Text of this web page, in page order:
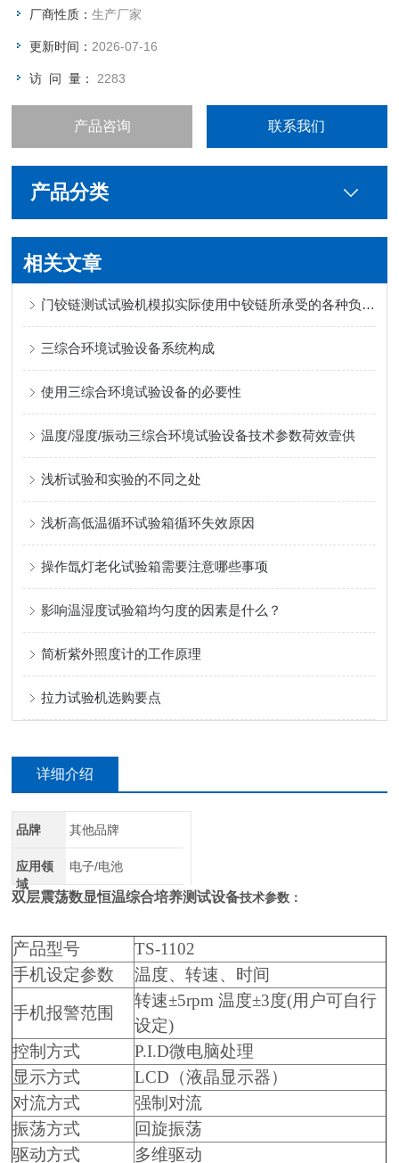
厂商性质：生产厂家
更新时间： 2026-07-16
访 问 量： 2283
产品咨询 联系我们
产品分类
相关文章
门铰链测试试验机模拟实际使用中铰链所承受的各种负载和应力
三综合环境试验设备系统构成
使用三综合环境试验设备的必要性
温度/湿度/振动三综合环境试验设备技术参数荷效壹供
浅析试验和实验的不同之处
浅析高低温循环试验箱循环失效原因
操作氙灯老化试验箱需要注意哪些事项
影响温湿度试验箱均匀度的因素是什么？
简析紫外照度计的工作原理
拉力试验机选购要点
详细介绍
品牌 其他品牌
应用领
域
电子/电池
双层震荡数显恒温综合培养测试设备技术参数：
产品型号
TS-1102
手机设定参数
温度、转速、时间
手机报警范围
转速±5rpm 温度±3度(用户可自行
设定)
控制方式
P.I.D微电脑处理
显示方式
LCD（液晶显示器）
对流方式
强制对流
振荡方式
回旋振荡
驱动方式
多维驱动